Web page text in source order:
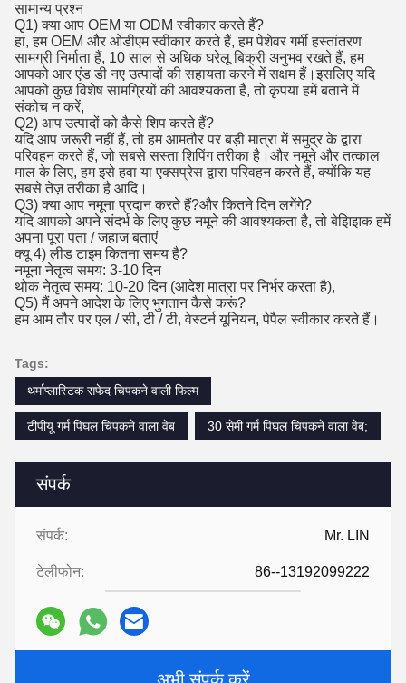
संपर्क
संपर्क: Mr. LIN
टेलीफोन: 86--13192099222
सामान्य प्रश्न
Q1) क्या आप OEM या ODM स्वीकार करते हैं?
हां, हम OEM और ओडीएम स्वीकार करते हैं, हम पेशेवर गर्मी हस्तांतरण
सामग्री निर्माता हैं, 10 साल से अधिक घरेलू बिक्री अनुभव रखते हैं, हम
आपको आर एंड डी नए उत्पादों की सहायता करने में सक्षम हैं।इसलिए यदि
आपको कुछ विशेष सामग्रियों की आवश्यकता है, तो कृपया हमें बताने में
संकोच न करें,
Q2) आप उत्पादों को कैसे शिप करते हैं?
यदि आप जरूरी नहीं हैं, तो हम आमतौर पर बड़ी मात्रा में समुद्र के द्वारा
परिवहन करते हैं, जो सबसे सस्ता शिपिंग तरीका है।और नमूने और तत्काल
माल के लिए, हम इसे हवा या एक्सप्रेस द्वारा परिवहन करते हैं, क्योंकि यह
सबसे तेज़ तरीका है आदि।
Q3) क्या आप नमूना प्रदान करते हैं?और कितने दिन लगेंगे?
यदि आपको अपने संदर्भ के लिए कुछ नमूने की आवश्यकता है, तो बेझिझक हमें
अपना पूरा पता / जहाज बताएं
क्यू 4) लीड टाइम कितना समय है?
नमूना नेतृत्व समय: 3-10 दिन
थोक नेतृत्व समय: 10-20 दिन (आदेश मात्रा पर निर्भर करता है),
Q5) मैं अपने आदेश के लिए भुगतान कैसे करूं?
हम आम तौर पर एल / सी, टी / टी, वेस्टर्न यूनियन, पेपैल स्वीकार करते हैं।
Tags:
थर्माप्लास्टिक सफेद चिपकने वाली फिल्म
टीपीयू गर्म पिघल चिपकने वाला वेब 30 सेमी गर्म पिघल चिपकने वाला वेब;